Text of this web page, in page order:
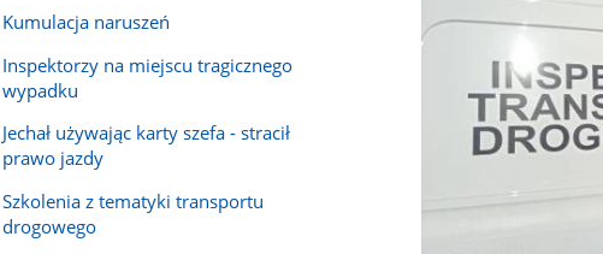
Kumulacja naruszeń
Inspektorzy na miejscu tragicznego
wypadku
Jechał używając karty szefa - stracił
prawo jazdy
Szkolenia z tematyki transportu
drogowego